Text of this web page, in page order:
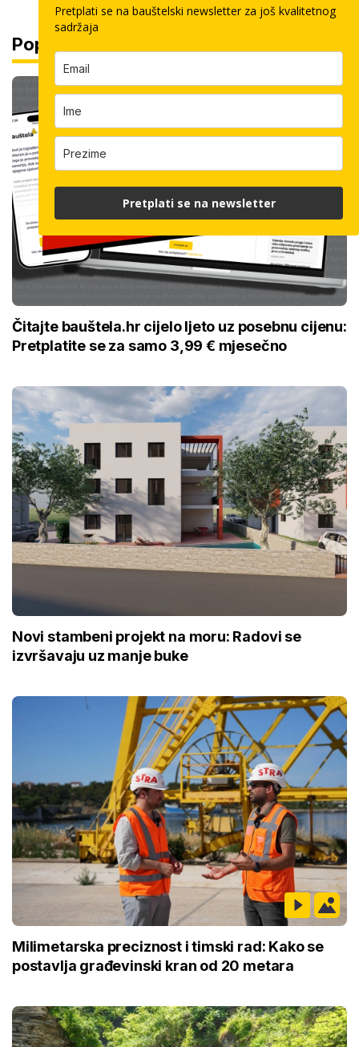
Popularno
Čitajte bauštela.hr cijelo ljeto uz posebnu cijenu:
Pretplatite se za samo 3,99 € mjesečno
Novi stambeni projekt na moru: Radovi se
izvršavaju uz manje buke
Milimetarska preciznost i timski rad: Kako se
postavlja građevinski kran od 20 metara
Pretplati se na bauštelski newsletter za još kvalitetnog
sadržaja
Pretplati se na newsletter